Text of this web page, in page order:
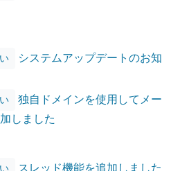
システムアップデートのお知
独自ドメインを使用してメー
しました
スレッド機能を追加しました